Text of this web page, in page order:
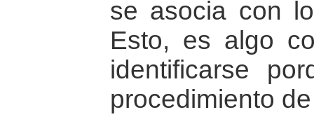
se asocia con
Esto, es algo
identificarse
procedimiento